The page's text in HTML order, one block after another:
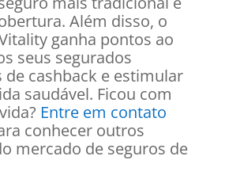
Além disso, o
ganha pontos ao
seus segurados
de cashback e estimular
saudável. Ficou com
Entre em contato
conhecer outros
mercado de seguros de